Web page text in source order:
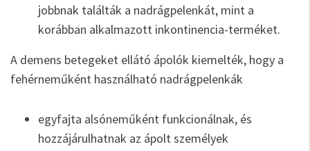
jobbnak találták a nadrágpelenkát, mint a
korábban alkalmazott inkontinencia-terméket.
A demens betegeket ellátó ápolók kiemelték, hogy a
fehérneműként használható nadrágpelenkák
egyfajta alsóneműként funkcionálnak, és
hozzájárulhatnak az ápolt személyek